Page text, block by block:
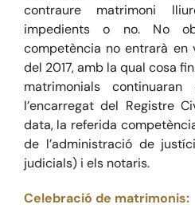
contraure matrimoni
impedients o no. No
competència no entrarà en
del 2017, amb la qual cosa
matrimonials
l’encarregat del Registre
data, la referida
de l’administració de
judicials) i els notaris.
Celebració de matrimonis: